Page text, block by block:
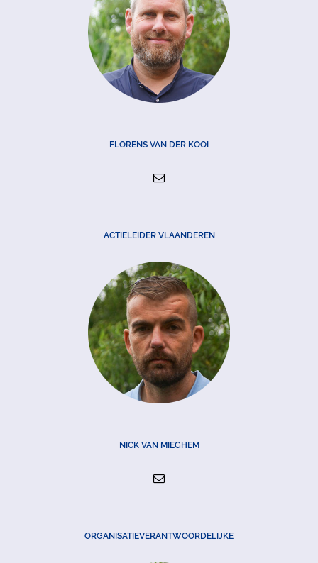
FLORENS VAN DER KOOI
ACTIELEIDER VLAANDEREN
NICK VAN MIEGHEM
ORGANISATIEVERANTWOORDELIJKE